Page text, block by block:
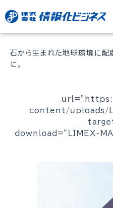
容
石から生まれた地球環境に配
に。
content/uploads/
download=”LIMEX-
稿